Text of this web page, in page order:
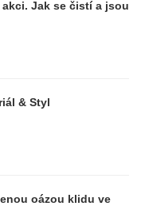
Jak se čistí a jsou
& Styl
oázou klidu ve